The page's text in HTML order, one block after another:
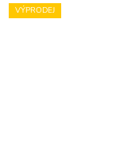
VÝPRODEJ